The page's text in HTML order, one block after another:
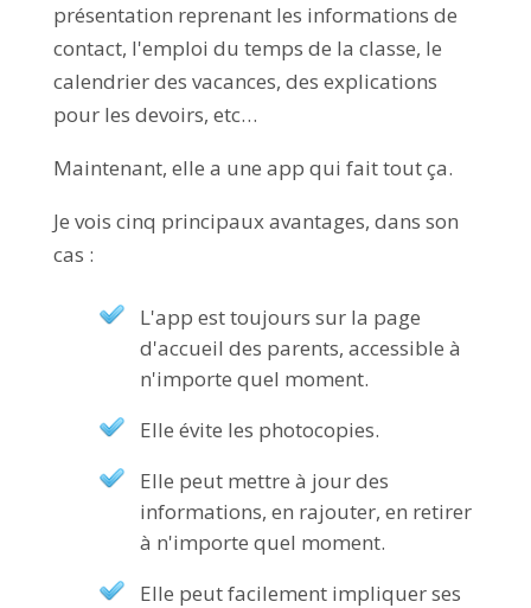
présentation reprenant les informations de
contact, l'emploi du temps de la classe, le
calendrier des vacances, des explications
pour les devoirs, etc…
Maintenant, elle a une app qui fait tout ça.
Je vois cinq principaux avantages, dans son
cas :
L'app est toujours sur la page
d'accueil des parents, accessible à
n'importe quel moment.
Elle évite les photocopies.
Elle peut mettre à jour des
informations, en rajouter, en retirer
à n'importe quel moment.
Elle peut facilement impliquer ses